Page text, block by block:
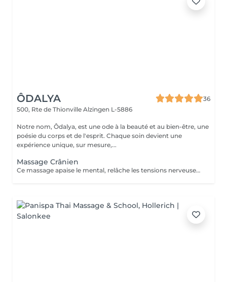
ÔDALYA
36
500, Rte de Thionville Alzingen L-5886
Notre nom, Ôdalya, est une ode à la beauté et au bien-être, une
poésie du corps et de l'esprit. Chaque soin devient une
expérience unique, sur mesure,...
Massage Crânien
Ce massage apaise le mental, relâche les tensions nerveuses et procure relaxation profonde et lâcher-prise.